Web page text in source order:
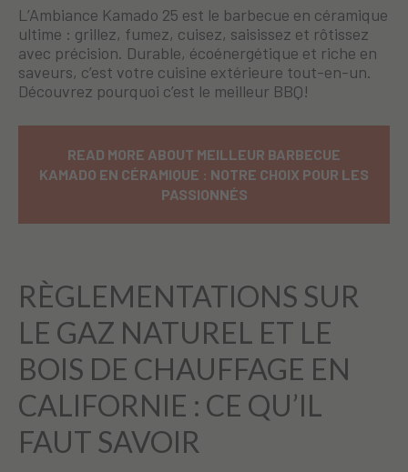
L’Ambiance Kamado 25 est le barbecue en céramique
ultime : grillez, fumez, cuisez, saisissez et rôtissez
avec précision. Durable, écoénergétique et riche en
saveurs, c’est votre cuisine extérieure tout-en-un.
Découvrez pourquoi c’est le meilleur BBQ!
READ MORE ABOUT MEILLEUR BARBECUE
KAMADO EN CÉRAMIQUE : NOTRE CHOIX POUR LES
PASSIONNÉS
RÈGLEMENTATIONS SUR
LE GAZ NATUREL ET LE
BOIS DE CHAUFFAGE EN
CALIFORNIE : CE QU’IL
FAUT SAVOIR